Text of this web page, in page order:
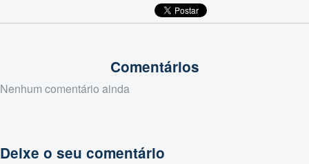
Comentários
Nenhum comentário ainda
Deixe o seu comentário